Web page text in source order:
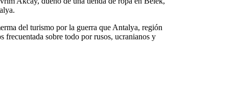
del turismo por la guerra que Antalya, región
frecuentada sobre todo por rusos, ucranianos y